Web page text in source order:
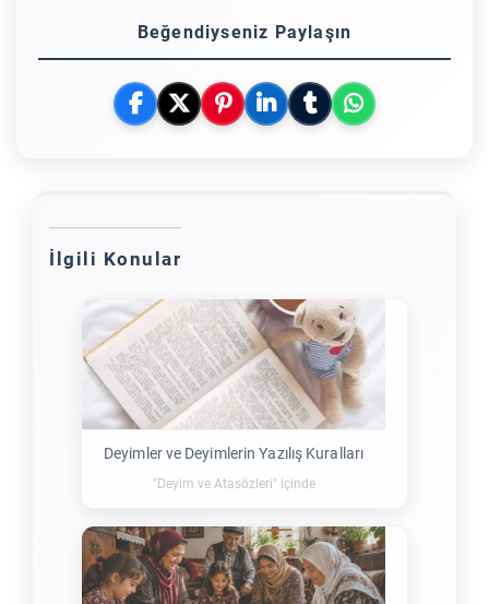
Beğendiyseniz Paylaşın
İlgili Konular
Deyimler ve Deyimlerin Yazılış Kuralları
"Deyim ve Atasözleri" içinde